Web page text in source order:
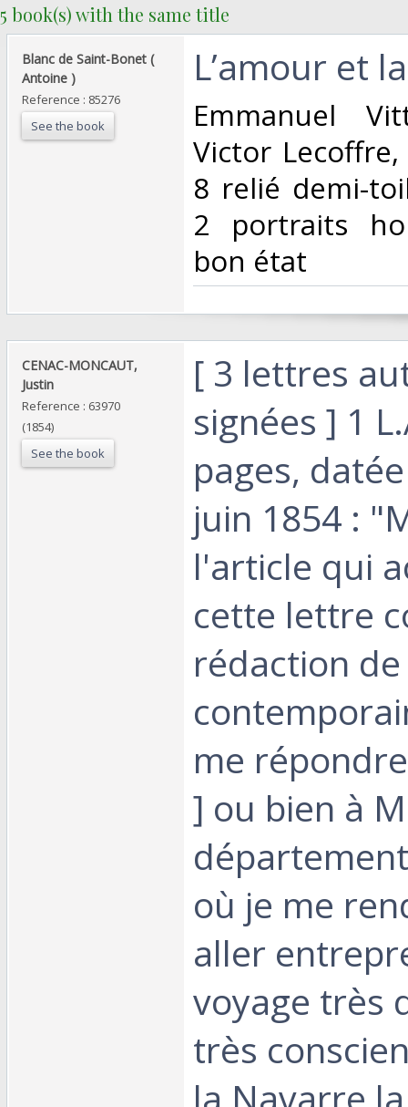
5 book(s) with the same title
‎Blanc de Saint-Bonet (
Antoine )‎
Reference : 85276
See the book
‎L’amour et
‎Emmanuel
Victor
8 relié demi-
2 portraits
bon état‎
‎CENAC-MONCAUT,
Justin‎
Reference : 63970
(1854)
See the book
‎[ 3 lettres
signées ] 1
pages,
juin 1854 :
l'article qui
cette lettre
rédaction
me
] ou bien à
où je me
aller
voyage très
très
la Navarre